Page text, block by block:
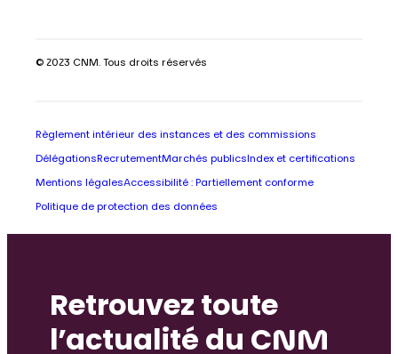
© 2023 CNM. Tous droits réservés
Règlement intérieur des instances et des commissions
Délégations RecrutementMarchés publics Index et certifications
Mentions légalesAccessibilité : Partiellement conforme
Politique de protection des données
Retrouvez toute
l’actualité du CNM